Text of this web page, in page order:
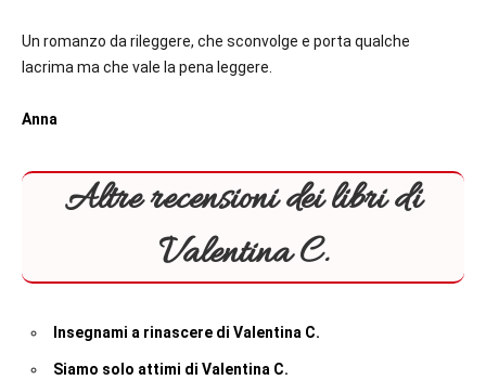
Un romanzo da rileggere, che sconvolge e porta qualche
lacrima ma che vale la pena leggere.
Anna
Altre recensioni dei libri di
Valentina C.
Insegnami a rinascere di Valentina C.
Siamo solo attimi di Valentina C.